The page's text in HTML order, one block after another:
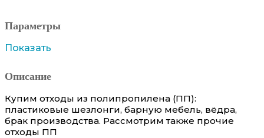
Параметры
Показать
Описание
Купим отходы из полипропилена (ПП):
пластиковые шезлонги, барную мебель, вёдра,
брак производства. Рассмотрим также прочие
отходы ПП